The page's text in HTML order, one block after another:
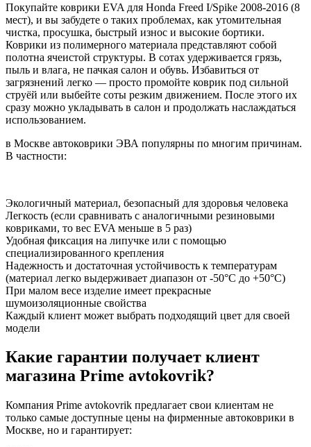
Покупайте коврики EVA для Honda Freed I/Spike 2008-2016 (8
мест), и вы забудете о таких проблемах, как утомительная
чистка, просушка, быстрый износ и высокие бортики.
Коврики из полимерного материала представляют собой
полотна ячеистой структуры. В сотах удерживается грязь,
пыль и влага, не пачкая салон и обувь. Избавиться от
загрязнений легко — просто промойте коврик под сильной
струёй или выбейте соты резким движением. После этого их
сразу можно укладывать в салон и продолжать наслаждаться
использованием.
в Москве автоковрики ЭВА популярны по многим причинам.
В частности:
Экологичный материал, безопасный для здоровья человека
Легкость (если сравнивать с аналогичными резиновыми
ковриками, то вес EVA меньше в 5 раз)
Удобная фиксация на липучке или с помощью
специализированного крепления
Надежность и достаточная устойчивость к температурам
(материал легко выдерживает диапазон от -50°С до +50°С)
При малом весе изделие имеет прекрасные
шумоизоляционные свойства
Каждый клиент может выбрать подходящий цвет для своей
модели
Какие гарантии получает клиент
магазина Prime avtokovrik?
Компания Prime avtokovrik предлагает свои клиентам не
только самые доступные цены на фирменные автоковрики в
Москве, но и гарантирует: